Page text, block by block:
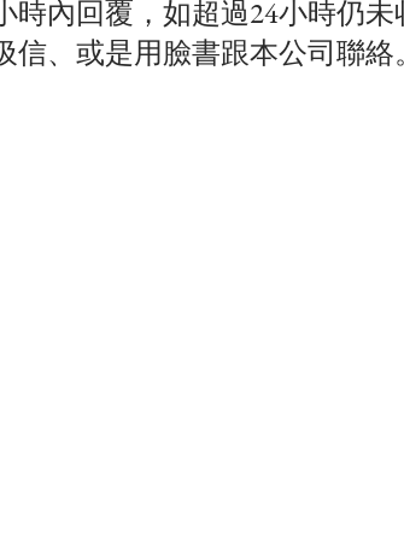
時內回覆，如超過24小時仍未
信、或是用臉書跟本公司聯絡。